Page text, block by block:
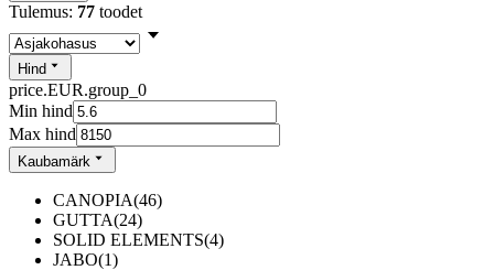
Tulemus: 77 toodet
Hind
price.EUR.group_0
Min hind
Max hind
Kaubamärk
CANOPIA(46)
GUTTA(24)
SOLID ELEMENTS(4)
JABO(1)